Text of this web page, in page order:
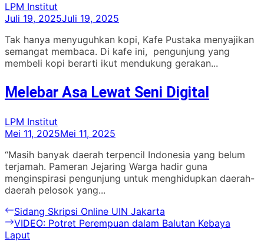
LPM Institut
Juli 19, 2025Juli 19, 2025
Tak hanya menyuguhkan kopi, Kafe Pustaka menyajikan
semangat membaca. Di kafe ini, pengunjung yang
membeli kopi berarti ikut mendukung gerakan...
Melebar Asa Lewat Seni Digital
LPM Institut
Mei 11, 2025Mei 11, 2025
“Masih banyak daerah terpencil Indonesia yang belum
terjamah. Pameran Jejaring Warga hadir guna
menginspirasi pengunjung untuk menghidupkan daerah-
daerah pelosok yang...
Navigasi
pos
Previous
post:
Sidang Skripsi Online UIN Jakarta
Next
post:
VIDEO: Potret Perempuan dalam Balutan Kebaya
Laput